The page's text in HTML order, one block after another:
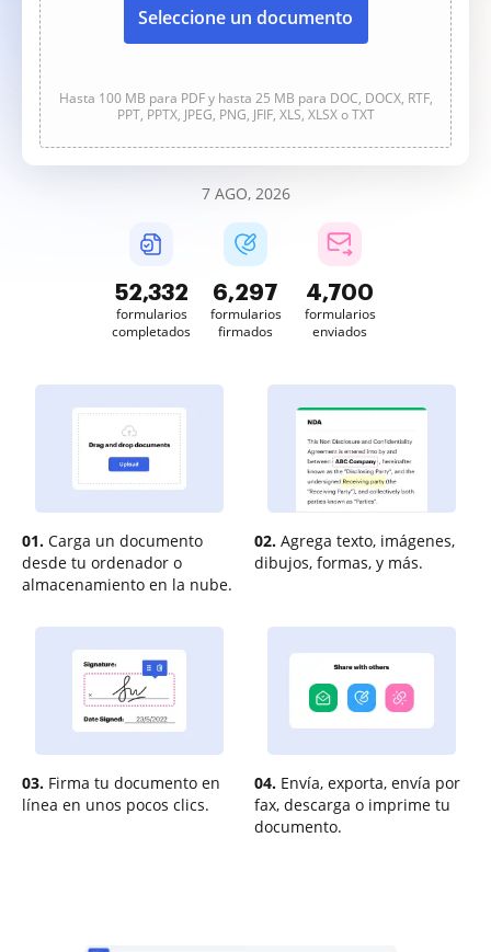
Seleccione un documento
Hasta 100 MB para PDF y hasta 25 MB para DOC, DOCX, RTF,
PPT, PPTX, JPEG, PNG, JFIF, XLS, XLSX o TXT
7 AGO, 2026
52,332
formularios
completados
6,297
formularios
firmados
4,700
formularios
enviados
01. Carga un documento
desde tu ordenador o
almacenamiento en la nube.
02. Agrega texto, imágenes,
dibujos, formas, y más.
03. Firma tu documento en
línea en unos pocos clics.
04. Envía, exporta, envía por
fax, descarga o imprime tu
documento.